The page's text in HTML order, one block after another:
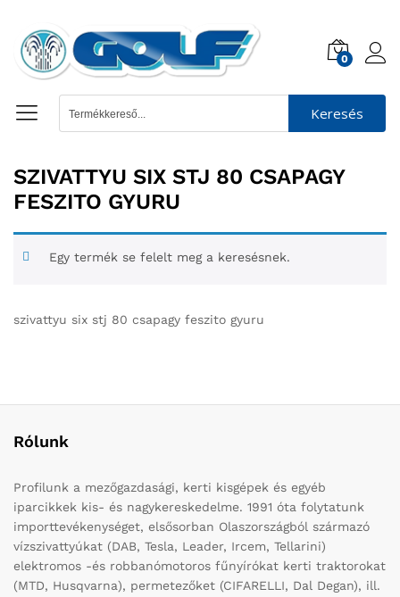
0
Keresés
SZIVATTYU SIX STJ 80 CSAPAGY
FESZITO GYURU
Egy termék se felelt meg a keresésnek.
szivattyu six stj 80 csapagy feszito gyuru
Rólunk
Profilunk a mezőgazdasági, kerti kisgépek és egyéb
iparcikkek kis- és nagykereskedelme. 1991 óta folytatunk
importtevékenységet, elsősorban Olaszországból származó
vízszivattyúkat (DAB, Tesla, Leader, Ircem, Tellarini)
elektromos -és robbanómotoros fűnyírókat kerti traktorokat
(MTD, Husqvarna), permetezőket (CIFARELLI, Dal Degan), ill.